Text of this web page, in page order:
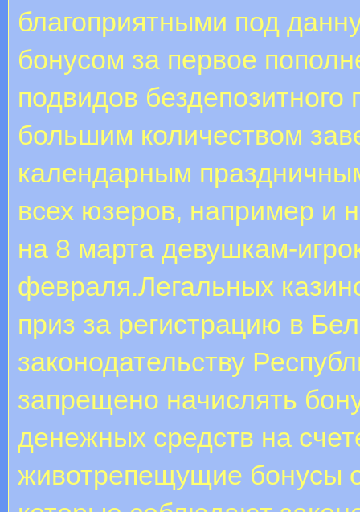
благоприятными под
бонусом за первое
подвидов
большим количеством
календарным
всех юзеров, например и
на 8 марта девушкам-
февраля.Легальных
приз за регистрацию в
законодательству
запрещено начислять
денежных средств на
животрепещущие бонусы